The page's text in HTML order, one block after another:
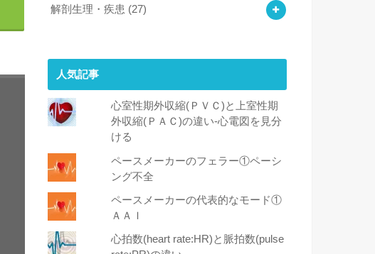
解剖生理・疾患 (27)
人気記事
心室性期外収縮(ＰＶＣ)と上室性期
外収縮(ＰＡＣ)の違い-心電図を見分
ける
ペースメーカーのフェラー①ペーシ
ング不全
ペースメーカーの代表的なモード①
ＡＡＩ
心拍数(heart rate:HR)と脈拍数(pulse